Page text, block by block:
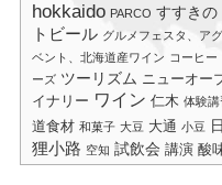
hokkaido PARCO すすきの
トビール グルメフェスタ、ア
ベント、北海道産ワイン コーヒー
ーズ ツーリズム ニューオー
イナリー ワイン 仁木 体験講
道食材 和菓子 大豆 大通 小豆
狸小路 空知 試飲会 講演 酸